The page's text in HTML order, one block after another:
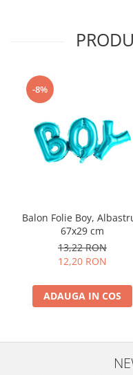
-8%
Balon Folie Boy,
67x29 cm
13,22 RON
12,20 RON
ADAUGA IN COS